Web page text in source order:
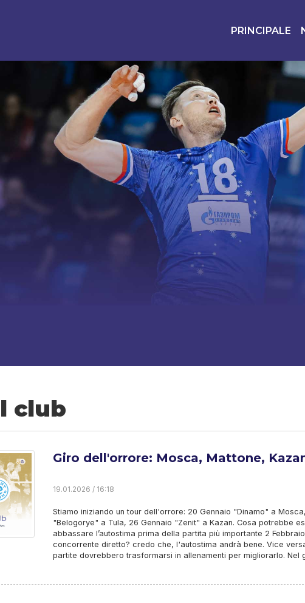
PRINCIPALE
club
Giro dell'orrore: Mosca, Mattone,
19.01.2026 / 16:18
Stiamo iniziando un tour dell'orrore: 20 Gennaio "Dinamo" a
"Belogorye" a Tula, 26 Gennaio "Zenit" a Kazan. Cosa potrebbe
abbassare l’autostima prima della partita più importante 2
concorrente diretto? credo che, l'autostima andrà bene. Vice
partite dovrebbero trasformarsi in allenamenti per migliorarlo. Nel